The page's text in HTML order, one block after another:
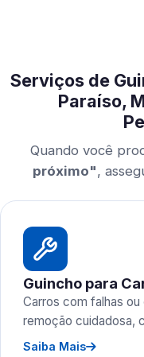
Serviços de
Paraíso,
Quando você
próximo",
Guincho para
Carros com falhas
remoção cuidadosa,
Saiba Mais